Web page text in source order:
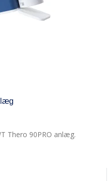
Thero 90PRO anlæg.